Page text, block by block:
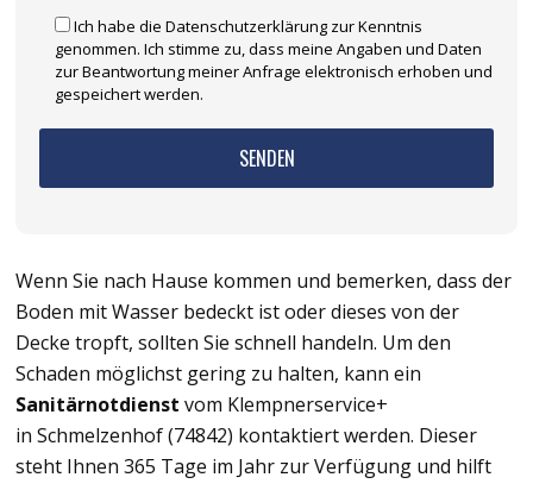
Ich habe die Datenschutzerklärung zur Kenntnis
genommen. Ich stimme zu, dass meine Angaben und Daten
zur Beantwortung meiner Anfrage elektronisch erhoben und
gespeichert werden.
Wenn Sie nach Hause kommen und bemerken, dass der
Boden mit Wasser bedeckt ist oder dieses von der
Decke tropft, sollten Sie schnell handeln. Um den
Schaden möglichst gering zu halten, kann ein
Sanitärnotdienst vom Klempnerservice+
in Schmelzenhof (74842) kontaktiert werden. Dieser
steht Ihnen 365 Tage im Jahr zur Verfügung und hilft